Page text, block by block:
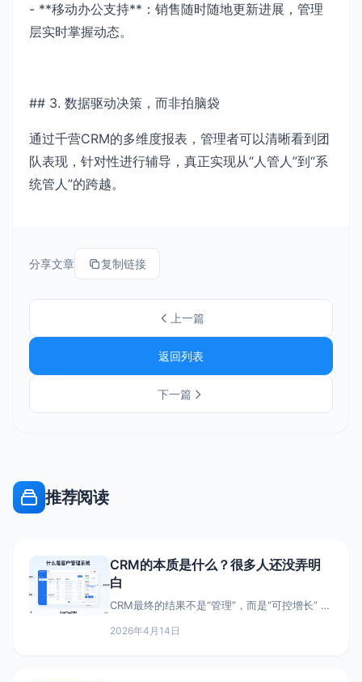
- **移动办公支持**：销售随时随地更新进展，管理
层实时掌握动态。
## 3. 数据驱动决策，而非拍脑袋
通过千营CRM的多维度报表，管理者可以清晰看到团
队表现，针对性进行辅导，真正实现从“人管人”到“系
统管人”的跨越。
分享文章 复制链接
上一篇
返回列表
下一篇
推荐阅读
CRM的本质是什么？很多人还没弄明
白
CRM最终的结果不是“管理”，而是“可控增长” 客
斗管理：让转化过程可视化 CRM数据分析：找
2026年4月14日